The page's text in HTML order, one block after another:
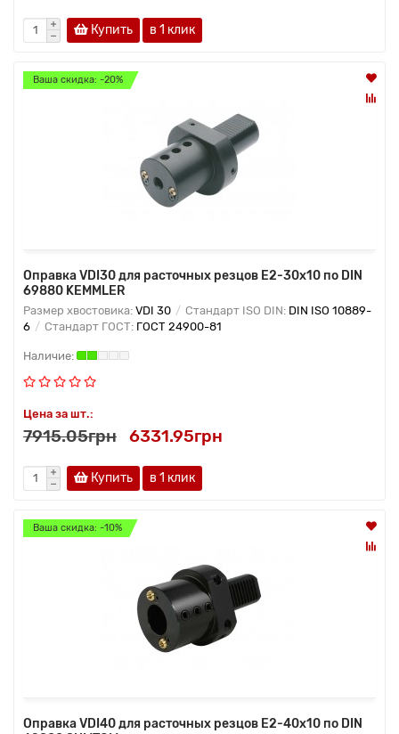
Купить в 1 клик
Ваша скидка: -20%
Оправка VDI30 для расточных резцов Е2-30х10 по DIN
69880 KEMMLER
Размер хвостовика: VDI 30 Стандарт ISO DIN: DIN ISO 10889-
6
Стандарт ГОСТ: ГОСТ 24900-81
Цена за шт.:
7915.05грн 6331.95грн
Купить в 1 клик
Ваша скидка: -10%
Оправка VDI40 для расточных резцов E2-40х10 по DIN